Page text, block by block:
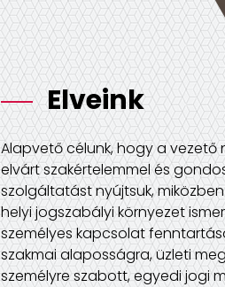
Elveink
Alapvető célunk, hogy a vezető
elvárt szakértelemmel és
szolgáltatást nyújtsuk,
helyi jogszabályi környezet
személyes kapcsolat
szakmai alaposságra, üzleti
személyre szabott, egyedi jogi